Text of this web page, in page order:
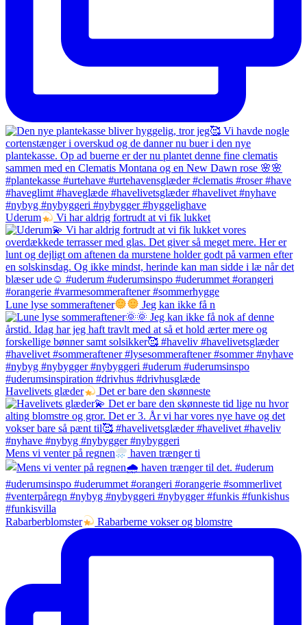
Uderum Vi har aldrig fortrudt at vi fik lukket
Lune lyse sommeraftener Jeg kan ikke få n
Havelivets glæder Det er bare den skønneste
Mens vi venter på regnen haven trænger ti
Rabarberblomster Rabarberne vokser og blomstre